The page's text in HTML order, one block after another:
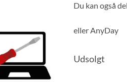
Du kan også
ellerAnyDay
Udsolgt